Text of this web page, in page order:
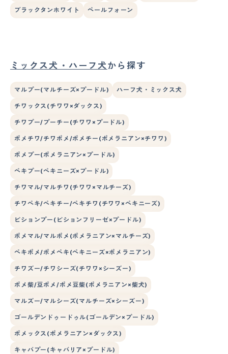
ブラックタンホワイト ペールフォーン
ミックス犬・ハーフ犬から探す
マルプー(マルチーズ×プードル) ハーフ犬・ミックス犬
チワックス(チワワ×ダックス)
チワプー/プーチー(チワワ×プードル)
ポメチワ/チワポメ/ポメチー(ポメラニアン×チワワ)
ポメプー(ポメラニアン×プードル)
ペキプー(ペキニーズ×プードル)
チワマル/マルチワ(チワワ×マルチーズ)
チワペキ/ペキチー/ペキチワ(チワワ×ペキニーズ)
ビションプー(ビションフリーゼ×プードル)
ポメマル/マルポメ(ポメラニアン×マルチーズ)
ペキポメ/ポメペキ(ペキニーズ×ポメラニアン)
チワズー/チワシーズ(チワワ×シーズー)
ポメ柴/豆ポメ/ポメ豆柴(ポメラニアン×柴犬)
マルズー/マルシーズ(マルチーズ×シーズー)
ゴールデンドゥードゥル(ゴールデン×プードル)
ポメックス(ポメラニアン×ダックス)
キャバプー(キャバリア×プードル)